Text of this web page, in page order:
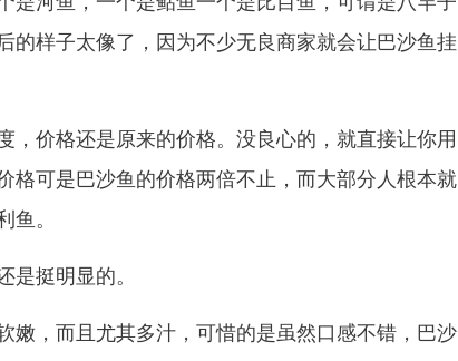
的样子太像了，因为不少无良商家就会让巴沙鱼挂
价格还是原来的价格。没良心的，就直接让你用
格可是巴沙鱼的价格两倍不止，而大部分人根本就
鱼。
挺明显的。
，而且尤其多汁，可惜的是虽然口感不错，巴沙